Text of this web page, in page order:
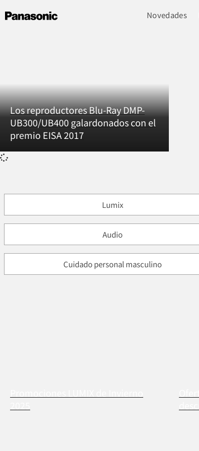
Novedades
Los reproductores Blu-Ray DMP-
UB300/UB400 galardonados con el
premio EISA 2017
Lumix
Audio
Cuidado personal masculino